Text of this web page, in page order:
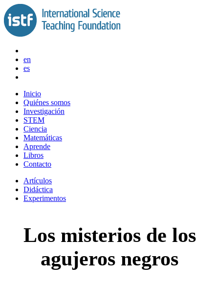
Saltar
al
contenido
en
es
Inicio
Quiénes somos
Investigación
STEM
Ciencia
Matemáticas
Aprende
Libros
Contacto
Artículos
Didáctica
Experimentos
Los misterios de los
agujeros negros